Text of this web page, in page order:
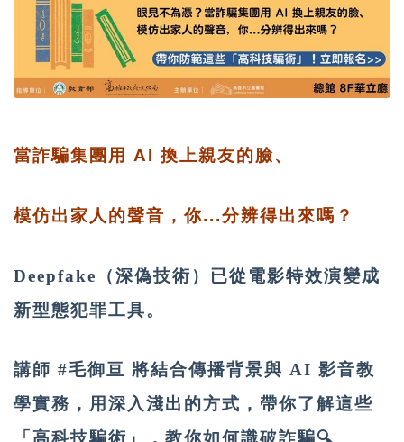
當詐騙集團用 AI 換上親友的臉、
模仿出家人的聲音，你...分辨得出來嗎？
Deepfake（深偽技術）已從電影特效演變成
新型態犯罪工具。
講師 #毛御亘 將結合傳播背景與 AI 影音教
學實務，用深入淺出的方式，帶你了解這些